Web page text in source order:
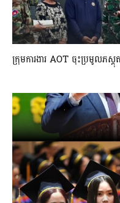
ក្រុមការងារ AOT ចុះប្រមូលភស្